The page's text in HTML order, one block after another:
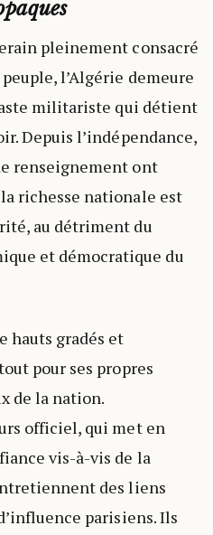
pleinement consacré
l’Algérie demeure
militariste qui détient
Depuis l’indépendance,
renseignement ont
richesse nationale est
au détriment du
et démocratique du
hauts gradés et
pour ses propres
de la nation.
officiel, qui met en
vis-à-vis de la
des liens
parisiens. Ils